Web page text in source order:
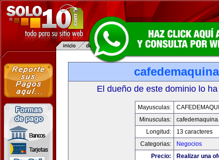
El dueño de este dominio lo
Mayusculas:
Minusculas:
Longitud:
13 caracteres
Categorias:
Negocios
Precio:
Realizar una